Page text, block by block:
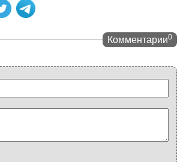
Комментарии0